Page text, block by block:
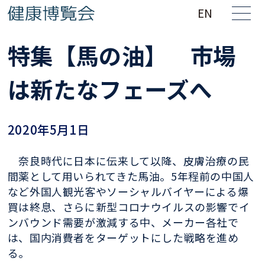
EN
特集【馬の油】 市場
は新たなフェーズへ
2020年5月1日
奈良時代に日本に伝来して以降、皮膚治療の民
間薬として用いられてきた馬油。5年程前の中国人
など外国人観光客やソーシャルバイヤーによる爆
買は終息、さらに新型コロナウイルスの影響でイ
ンバウンド需要が激減する中、メーカー各社で
は、国内消費者をターゲットにした戦略を進め
る。